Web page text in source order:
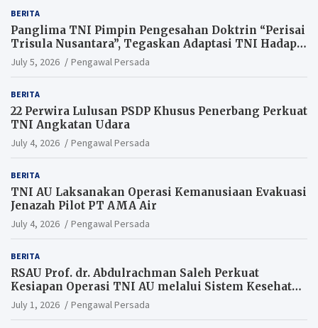
BERITA
Panglima TNI Pimpin Pengesahan Doktrin “Perisai
Trisula Nusantara”, Tegaskan Adaptasi TNI Hadapi
Perang Modern
July 5, 2026 Pengawal Persada
BERITA
22 Perwira Lulusan PSDP Khusus Penerbang Perkuat
TNI Angkatan Udara
July 4, 2026 Pengawal Persada
BERITA
TNI AU Laksanakan Operasi Kemanusiaan Evakuasi
Jenazah Pilot PT AMA Air
July 4, 2026 Pengawal Persada
BERITA
RSAU Prof. dr. Abdulrachman Saleh Perkuat
Kesiapan Operasi TNI AU melalui Sistem Kesehatan
Andal
July 1, 2026 Pengawal Persada